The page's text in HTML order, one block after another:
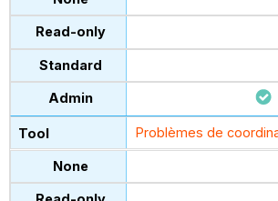
Problèmes de